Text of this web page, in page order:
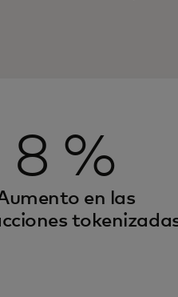
8 %
en las